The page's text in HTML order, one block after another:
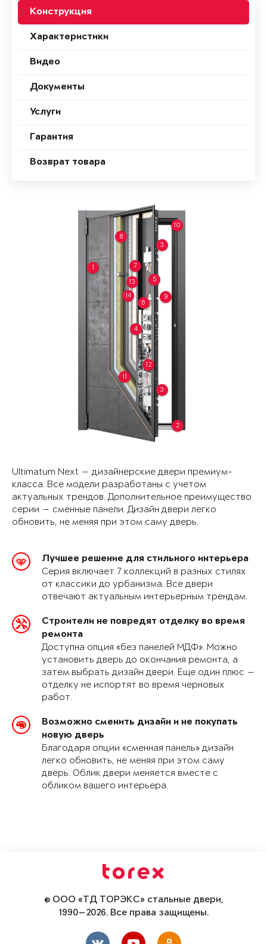
Конструкция
Характеристики
Видео
Документы
Услуги
Гарантия
Возврат товара
1
2
3
3
4
5
6
7
8
9
10
11
12
13
14
Ultimatum Next — дизайнерские двери премиум-
класса. Все модели разработаны с учетом
актуальных трендов. Дополнительное преимущество
серии — сменные панели. Дизайн двери легко
обновить, не меняя при этом саму дверь.
Лучшее решение для стильного интерьера
Серия включает 7 коллекций в разных стилях
от классики до урбанизма. Все двери
отвечают актуальным интерьерным трендам.
Строители не повредят отделку во время
ремонта
Доступна опция «без панелей МДФ». Можно
установить дверь до окончания ремонта, а
затем выбрать дизайн двери. Еще один плюс —
отделку не испортят во время черновых
работ.
Возможно сменить дизайн и не покупать
новую дверь
Благодаря опции «сменная панель» дизайн
легко обновить, не меняя при этом саму
дверь. Облик двери меняется вместе с
обликом вашего интерьера.
© ООО «ТД ТОРЭКС» стальные двери,
1990—2026. Все права защищены.